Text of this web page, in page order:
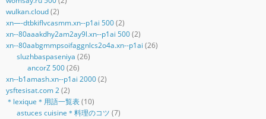
wulkan.cloud(2)
xn—-dtbkiflvcasmm.xn--p1ai 500(2)
xn--80aaakdhy2am2ay9l.xn--p1ai 500(2)
xn--80aabgmmpsoifaggnlcs2o4a.xn--p1ai (26)
sluzhbaspaseniya (26)
ancorZ 500(26)
xn--b1amash.xn--p1ai 2000(2)
ysftesisat.com 2(2)
＊lexique＊用語一覧表(10)
astuces cuisine＊料理のコツ (7)